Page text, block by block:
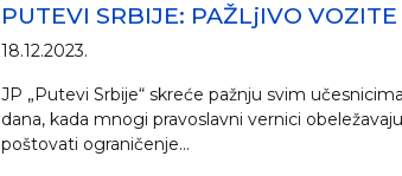
PUTEVI SRBIJE: PAŽLjIVO
18.12.2023.
JP „Putevi Srbije“ skreće pažnju svim
dana, kada mnogi pravoslavni vernici
poštovati ograničenje...